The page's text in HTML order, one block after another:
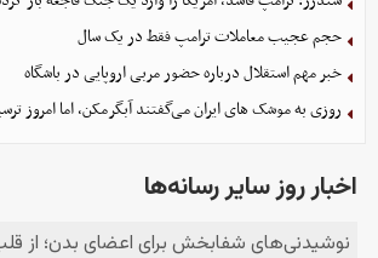
حجم عجیب معاملات ترامپ فقط در یک سال
خبر مهم استقلال درباره حضور مربی اروپایی در باشگاه
روزی به موشک‌ های ایران می‌گفتند آبگرمکن، اما امروز